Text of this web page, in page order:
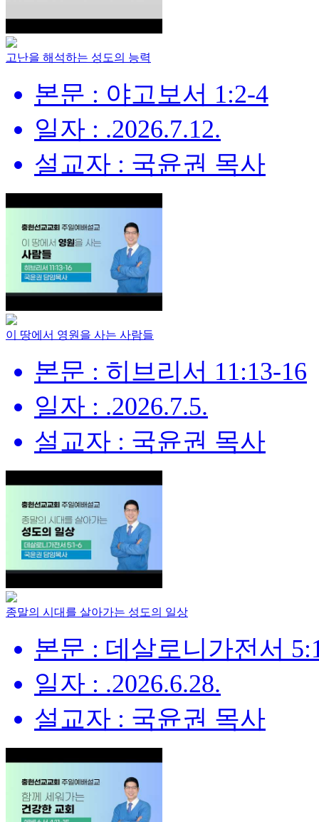
고난을 해석하는 성도의 능력
본문 : 야고보서 1:2-4
일자 : .2026.7.12.
설교자 : 국윤권 목사
이 땅에서 영원을 사는 사람들
본문 : 히브리서 11:13-16
일자 : .2026.7.5.
설교자 : 국윤권 목사
종말의 시대를 살아가는 성도의 일상
본문 : 데살로니가전서
일자 : .2026.6.28.
설교자 : 국윤권 목사